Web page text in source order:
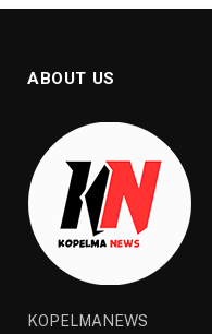
ABOUT US
KOPELMANEWS